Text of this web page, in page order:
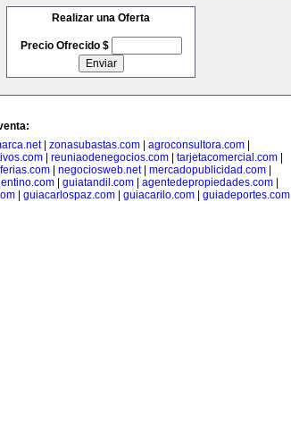
Realizar una Oferta
Precio Ofrecido $
| zonasubastas.com| agroconsultora.com|
| reuniaodenegocios.com| tarjetacomercial.com|
negociosweb.net| mercadopublicidad.com
| guiatandil.com| agentedepropiedades.com|
guiacarlospaz.com guiacarilo.com guiadeportes.com